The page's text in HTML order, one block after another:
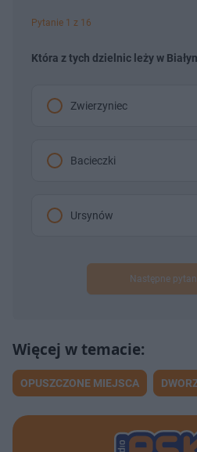
Pytanie 1 z 16
Która z tych dzielnic leży w
Zwierzyniec‎
Bacieczki
Ursynów
Następne
OPUSZCZONE MIEJSCA